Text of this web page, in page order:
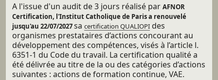
A l'issue d'un audit de 3 jours réalisé par AFNOR
Certification, l'Institut Catholique de Paris a renouvelé
jusqu'au 22/07/2027sa certification QUALIOPIdes
organismes prestataires d’actions concourant au
développement des compétences, visés à l’article l.
6351-1 du Code du travail. La certification qualité a
été délivrée au titre de la ou des catégories d’actions
suivantes : actions de formation continue, VAE.